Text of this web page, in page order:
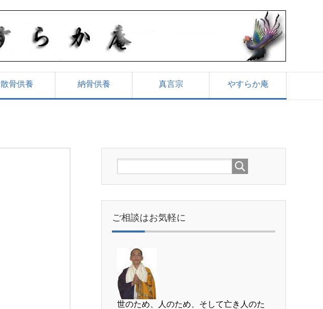
散骨供養 納骨供養 真言宗 やすらか庵
ご相談はお気軽に
世のため、人のため、そして亡き人のた